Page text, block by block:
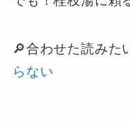
🔎合わせた読みた
らない